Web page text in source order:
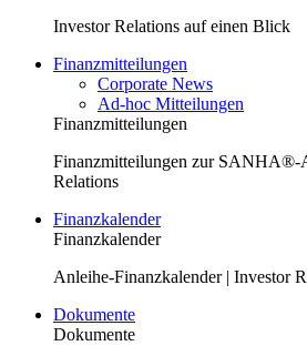
Investor Relations auf einen Blick
Finanzmitteilungen
Corporate News
Ad-hoc Mitteilungen
Finanzmitteilungen
Finanzmitteilungen zur SANHA®-
Relations
Finanzkalender
Finanzkalender
Anleihe-Finanzkalender | Investor
Dokumente
Dokumente